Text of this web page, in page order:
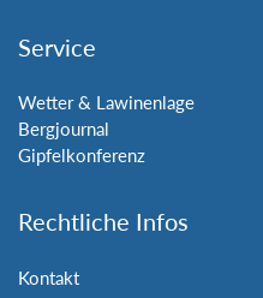
Service
Wetter & Lawinenlage
Bergjournal
Gipfelkonferenz
Rechtliche Infos
Kontakt